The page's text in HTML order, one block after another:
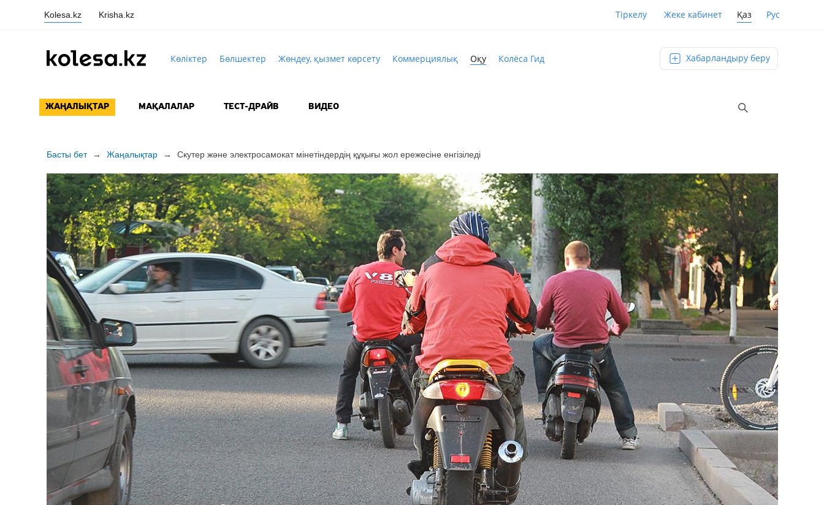
Kolesa.kz Krisha.kz Тіркелу Жеке кабинет Қаз Рус
Көліктер Бөлшектер Жөндеу, қызмет көрсету Коммерциялық Оқу Колёса Гид Хабарландыру беру
ЖАҢАЛЫҚТАР МАҚАЛАЛАР ТЕСТ-ДРАЙВ ВИДЕО
Басты бет → Жаңалықтар → Скутер және электросамокат мінетіндердің құқығы жол ережесіне енгізіледі